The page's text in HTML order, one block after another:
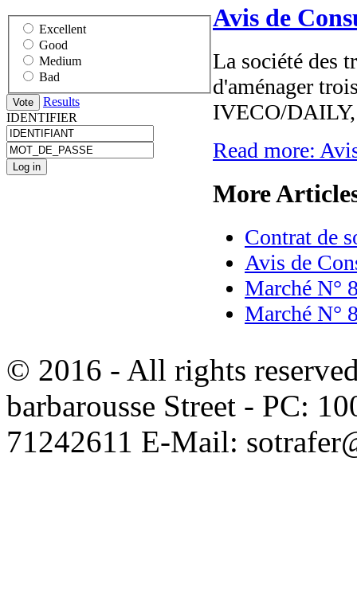
Excellent
Good
Medium
Bad
Results
IDENTIFIER
Avis de
La société des
d'aménager
IVECO/
Read more:
More
Contrat de
Avis de
Marché N°
Marché N°
© 2016 - All rights
barbarousse Street - PC:
71242611 E-Mail: